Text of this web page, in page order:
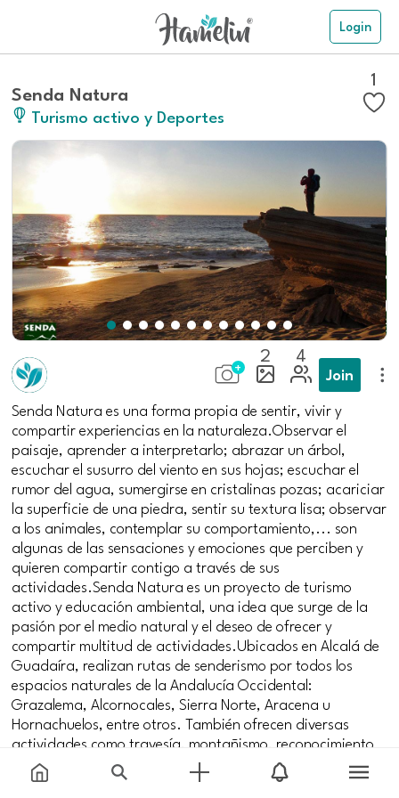
Login
Senda Natura
Turismo activo y Deportes
1
2 4
Join
Senda Natura es una forma propia de sentir, vivir y
compartir experiencias en la naturaleza.Observar el
paisaje, aprender a interpretarlo; abrazar un árbol,
escuchar el susurro del viento en sus hojas; escuchar el
rumor del agua, sumergirse en cristalinas pozas; acariciar
la superficie de una piedra, sentir su textura lisa; observar
a los animales, contemplar su comportamiento,... son
algunas de las sensaciones y emociones que perciben y
quieren compartir contigo a través de sus
actividades.Senda Natura es un proyecto de turismo
activo y educación ambiental, una idea que surge de la
pasión por el medio natural y el deseo de ofrecer y
compartir multitud de actividades.Ubicados en Alcalá de
Guadaíra, realizan rutas de senderismo por todos los
espacios naturales de la Andalucía Occidental:
Grazalema, Alcornocales, Sierra Norte, Aracena u
Hornachuelos, entre otros. También ofrecen diversas
actividades como travesía, montañismo, reconocimiento
de fauna y flora u observación de la berrea del ciervo.
Todas ellas dirigidas a grupos reducidos de hasta 20